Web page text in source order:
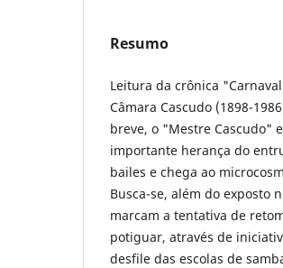
Resumo
Leitura da crônica
Câmara Cascudo (1898-
breve, o "Mestre Cascudo"
importante herança do
bailes e chega ao
Busca-se, além do exposto
marcam a tentativa de
potiguar, através de
desfile das escolas de